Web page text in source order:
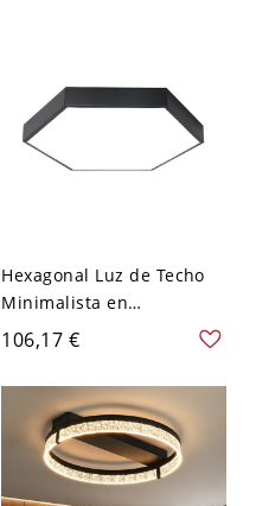
Hexagonal Luz de Techo
Minimalista en
Blanco/Azul/Rosa
Lámpara de Techo LED
Metálica en Luz
Cálida/Blanca
12"/16"/19,5" Larga - 110
A 120 V Negro 59,69 cm
Luz cálida
106,17 €